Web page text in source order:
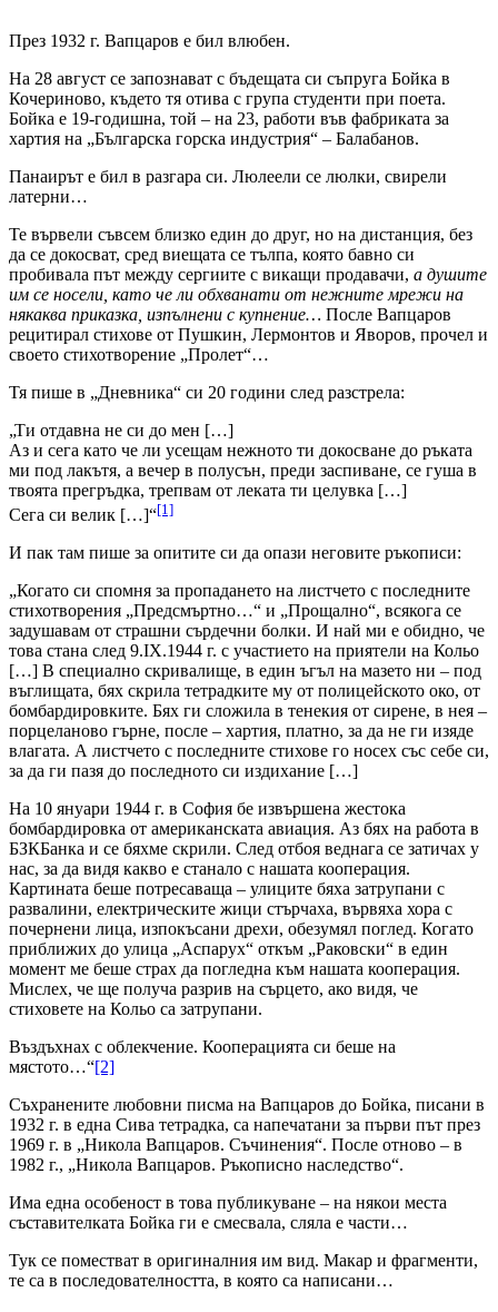
През 1932 г. Вапцаров е бил влюбен.
На 28 август се запознават с бъдещата си съпруга Бойка в
Кочериново, където тя отива с група студенти при поета.
Бойка е 19-годишна, той – на 23, работи във фабриката за
хартия на „Българска горска индустрия“ – Балабанов.
Панаирът е бил в разгара си. Люлеели се люлки, свирели
латерни…
Те вървели съвсем близко един до друг, но на дистанция, без
да се докосват, сред виещата се тълпа, която бавно си
пробивала път между сергиите с викащи продавачи, а душите
им се носели, като че ли обхванати от нежните мрежи на
някаква приказка, изпълнени с купнение… После Вапцаров
рецитирал стихове от Пушкин, Лермонтов и Яворов, прочел и
своето стихотворение „Пролет“…
Тя пише в „Дневника“ си 20 години след разстрела:
„Ти отдавна не си до мен […]
Аз и сега като че ли усещам нежното ти докосване до ръката
ми под лакътя, а вечер в полусън, преди заспиване, се гуша в
твоята прегръдка, трепвам от леката ти целувка […]
Сега си велик […]“[1]
И пак там пише за опитите си да опази неговите ръкописи:
„Когато си спомня за пропадането на листчето с последните
стихотворения „Предсмъртно…“ и „Прощално“, всякога се
задушавам от страшни сърдечни болки. И най ми е обидно, че
това стана след 9.IX.1944 г. с участието на приятели на Кольо
[…] В специално скривалище, в един ъгъл на мазето ни – под
въглищата, бях скрила тетрадките му от полицейското око, от
бомбардировките. Бях ги сложила в тенекия от сирене, в нея –
порцеланово гърне, после – хартия, платно, за да не ги изяде
влагата. А листчето с последните стихове го носех със себе си,
за да ги пазя до последното си издихание […]
На 10 януари 1944 г. в София бе извършена жестока
бомбардировка от американската авиация. Аз бях на работа в
БЗКБанка и се бяхме скрили. След отбоя веднага се затичах у
нас, за да видя какво е станало с нашата кооперация.
Картината беше потресаваща – улиците бяха затрупани с
развалини, електрическите жици стърчаха, вървяха хора с
почернени лица, изпокъсани дрехи, обезумял поглед. Когато
приближих до улица „Аспарух“ откъм „Раковски“ в един
момент ме беше страх да погледна към нашата кооперация.
Мислех, че ще получа разрив на сърцето, ако видя, че
стиховете на Кольо са затрупани.
Въздъхнах с облекчение. Кооперацията си беше на
мястото…“[2]
Съхранените любовни писма на Вапцаров до Бойка, писани в
1932 г. в една Сива тетрадка, са напечатани за първи път през
1969 г. в „Никола Вапцаров. Съчинения“. После отново – в
1982 г., „Никола Вапцаров. Ръкописно наследство“.
Има една особеност в това публикуване – на някои места
съставителката Бойка ги е смесвала, сляла е части…
Тук се поместват в оригиналния им вид. Макар и фрагменти,
те са в последователността, в която са написани…